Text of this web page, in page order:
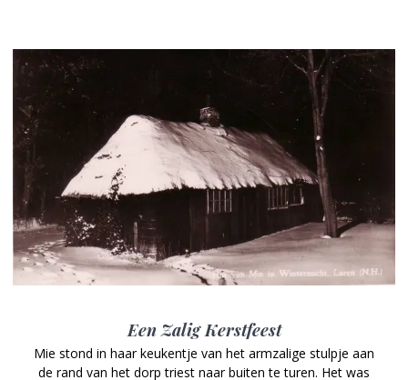
Een Zalig Kerstfeest
Mie stond in haar keukentje van het armzalige stulpje aan
de rand van het dorp triest naar buiten te turen. Het was